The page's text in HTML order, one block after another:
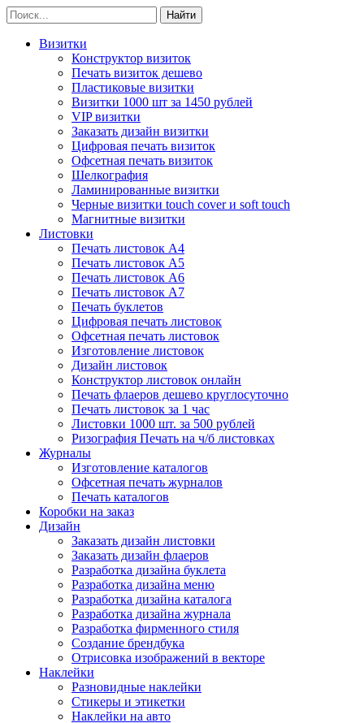
Визитки
Конструктор визиток
Печать визиток дешево
Пластиковые визитки
Визитки 1000 шт за 1450 рублей
VIP визитки
Заказать дизайн визитки
Цифровая печать визиток
Офсетная печать визиток
Шелкография
Ламинированные визитки
Черные визитки touch cover и soft touch
Магнитные визитки
Листовки
Печать листовок А4
Печать листовок А5
Печать листовок А6
Печать листовок А7
Печать буклетов
Цифровая печать листовок
Офсетная печать листовок
Изготовление листовок
Дизайн листовок
Конструктор листовок онлайн
Печать флаеров дешево круглосуточно
Печать листовок за 1 час
Листовки 1000 шт. за 500 рублей
Ризография Печать на ч/б листовках
Журналы
Изготовление каталогов
Офсетная печать журналов
Печать каталогов
Коробки на заказ
Дизайн
Заказать дизайн листовки
Заказать дизайн флаеров
Разработка дизайна буклета
Разработка дизайна меню
Разработка дизайна каталога
Разработка дизайна журнала
Разработка фирменного стиля
Создание брендбука
Отрисовка изображений в векторе
Наклейки
Разновидные наклейки
Стикеры и этикетки
Наклейки на авто